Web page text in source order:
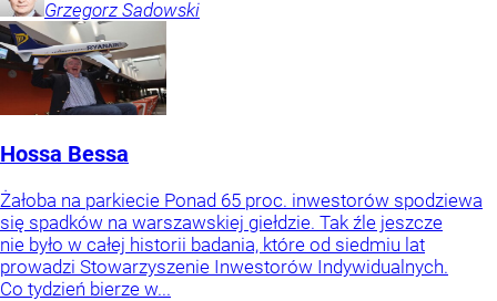
Grzegorz Sadowski
Hossa Bessa
Żałoba na parkiecie Ponad 65 proc. inwestorów spodziewa
się spadków na warszawskiej giełdzie. Tak źle jeszcze
nie było w całej historii badania, które od siedmiu lat
prowadzi Stowarzyszenie Inwestorów Indywidualnych.
Co tydzień bierze w...